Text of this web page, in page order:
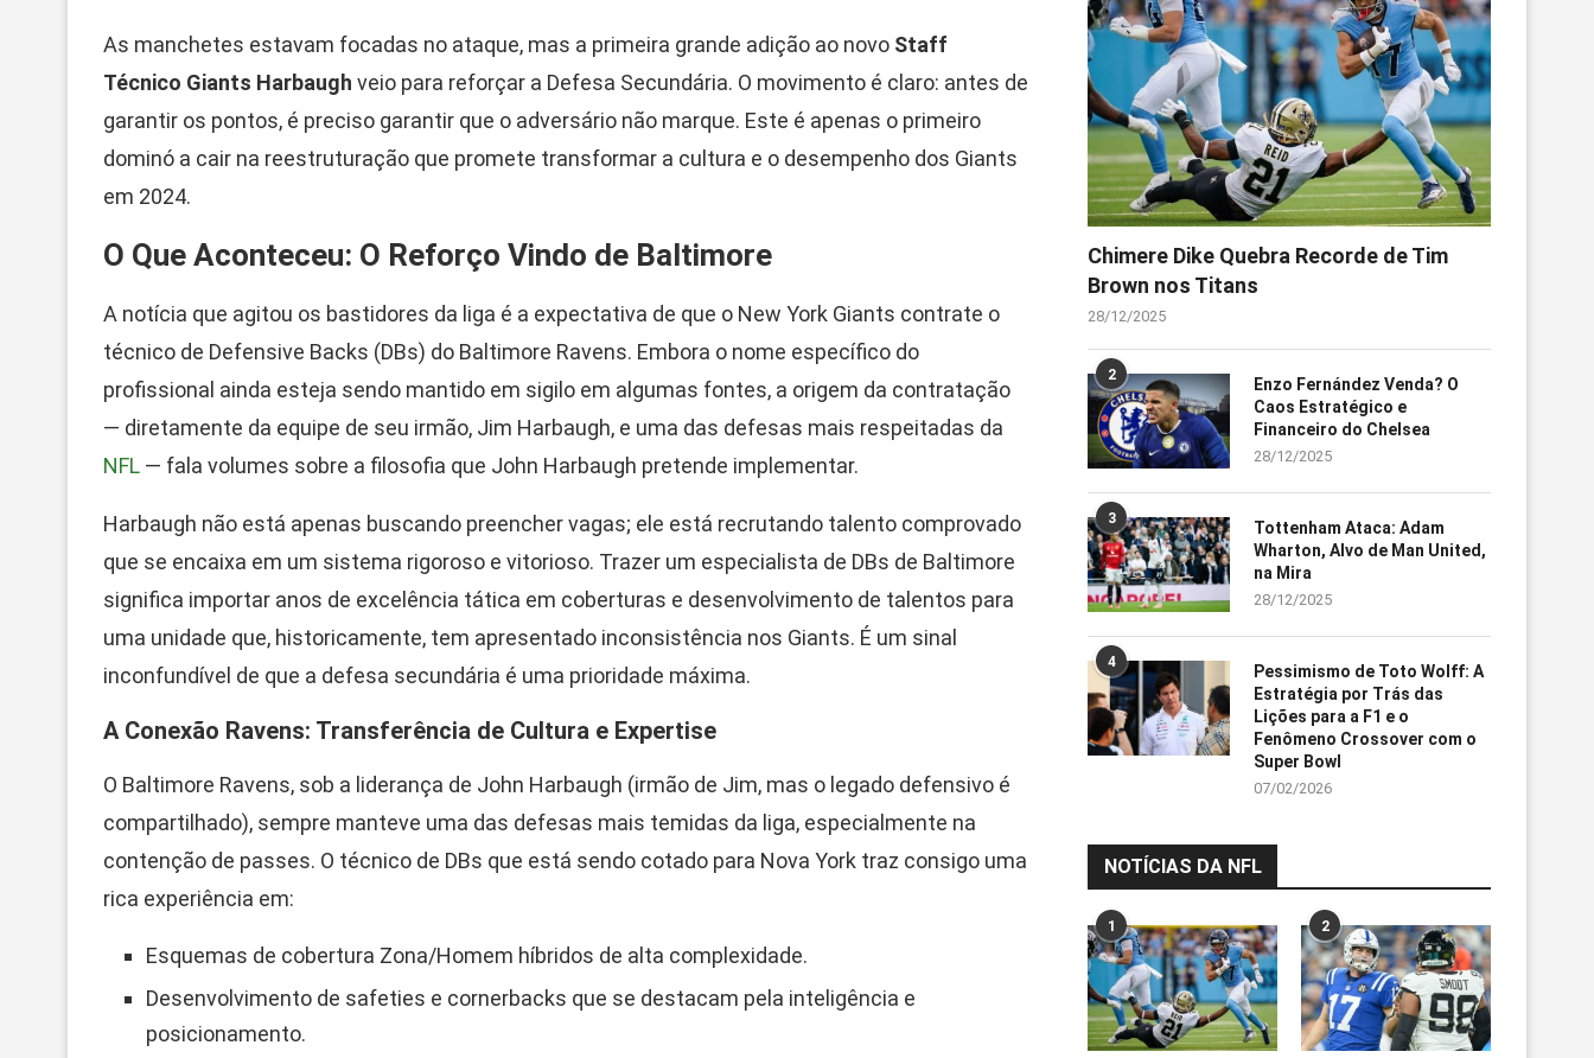
As manchetes estavam focadas no ataque, mas a primeira grande adição ao novo Staff
Técnico Giants Harbaugh veio para reforçar a Defesa Secundária. O movimento é claro: antes de
garantir os pontos, é preciso garantir que o adversário não marque. Este é apenas o primeiro
dominó a cair na reestruturação que promete transformar a cultura e o desempenho dos Giants
em 2024.
O Que Aconteceu: O Reforço Vindo de Baltimore
A notícia que agitou os bastidores da liga é a expectativa de que o New York Giants contrate o
técnico de Defensive Backs (DBs) do Baltimore Ravens. Embora o nome específico do
profissional ainda esteja sendo mantido em sigilo em algumas fontes, a origem da contratação
— diretamente da equipe de seu irmão, Jim Harbaugh, e uma das defesas mais respeitadas da
NFL — fala volumes sobre a filosofia que John Harbaugh pretende implementar.
Harbaugh não está apenas buscando preencher vagas; ele está recrutando talento comprovado
que se encaixa em um sistema rigoroso e vitorioso. Trazer um especialista de DBs de Baltimore
significa importar anos de excelência tática em coberturas e desenvolvimento de talentos para
uma unidade que, historicamente, tem apresentado inconsistência nos Giants. É um sinal
inconfundível de que a defesa secundária é uma prioridade máxima.
A Conexão Ravens: Transferência de Cultura e Expertise
O Baltimore Ravens, sob a liderança de John Harbaugh (irmão de Jim, mas o legado defensivo é
compartilhado), sempre manteve uma das defesas mais temidas da liga, especialmente na
contenção de passes. O técnico de DBs que está sendo cotado para Nova York traz consigo uma
rica experiência em:
Esquemas de cobertura Zona/Homem híbridos de alta complexidade.
Desenvolvimento de safeties e cornerbacks que se destacam pela inteligência e
posicionamento.
Chimere Dike Quebra Recorde de Tim
Brown nos Titans
28/12/2025
2
Enzo Fernández Venda? O
Caos Estratégico e
Financeiro do Chelsea
28/12/2025
3
Tottenham Ataca: Adam
Wharton, Alvo de Man United,
na Mira
28/12/2025
4
Pessimismo de Toto Wolff: A
Estratégia por Trás das
Lições para a F1 e o
Fenômeno Crossover com o
Super Bowl
07/02/2026
NOTÍCIAS DA NFL
1 2